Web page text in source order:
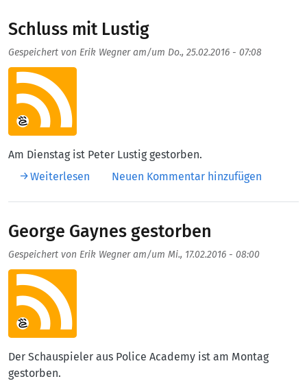
Schluss mit Lustig
Gespeichert von Erik Wegneram/um Do., 25.02.2016 - 07:08
Aufmacherbild
Am Dienstag ist Peter Lustig gestorben.
Weiterlesen über Schluss mit Lustig
Neuen Kommentar hinzufügen
George Gaynes gestorben
Gespeichert von Erik Wegneram/um Mi., 17.02.2016 - 08:00
Aufmacherbild
Der Schauspieler aus Police Academy ist am Montag
gestorben.